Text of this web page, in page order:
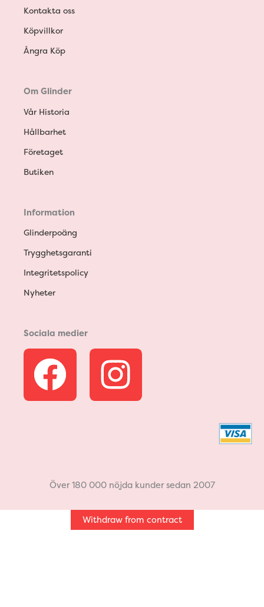
Kontakta oss
Köpvillkor
Ångra Köp
Om Glinder
Vår Historia
Hållbarhet
Företaget
Butiken
Information
Glinderpoäng
Trygghetsgaranti
Integritetspolicy
Nyheter
Sociala medier
F
a
b
o
I
n
a
g
Över 180 000 nöjda kunder sedan 2007
Withdraw from contract